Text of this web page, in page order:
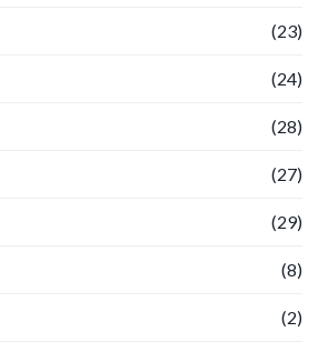
(23)
(24)
(28)
(27)
(29)
(8)
(2)